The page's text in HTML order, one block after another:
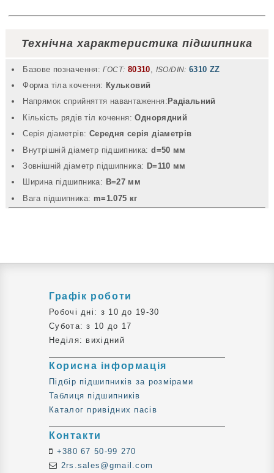
Технічна характеристика підшипника
Базове позначення: ГОСТ: 80310 ISO/DIN: 6310 ZZ
Форма тіла кочення: Кульковий
Напрямок сприйняття навантаження: Радіальний
Кількість рядів тіл кочення:Однорядний
Серія діаметрів: Середня серія діаметрів
Внутрішній діаметр підшипника:d=50 мм
Зовнішній діаметр підшипника: D=110 мм
Ширина підшипника: B=27 мм
Вага підшипника: m=1.075 кг
Графік роботи
Робочі дні: з 10 до 19-30
Субота: з 10 до 17
Неділя: вихідний
Корисна інформація
Підбір підшипників за розмірами
Таблиця підшипників
Каталог привідних пасів
Контакти
+380 67 50-99 270
2rs.sales@gmail.com